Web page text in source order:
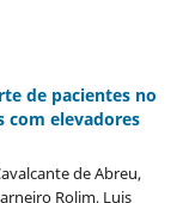
de pacientes no
elevadores
de Abreu,
Rolim, Luis